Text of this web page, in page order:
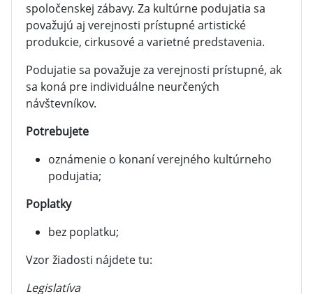
spoločenskej zábavy. Za kultúrne podujatia sa
považujú aj verejnosti prístupné artistické
produkcie, cirkusové a varietné predstavenia.
Podujatie sa považuje za verejnosti prístupné, ak
sa koná pre individuálne neurčených
návštevníkov.
Potrebujete
oznámenie o konaní verejného kultúrneho
podujatia;
Poplatky
bez poplatku;
Vzor žiadosti nájdete tu:
Legislatíva